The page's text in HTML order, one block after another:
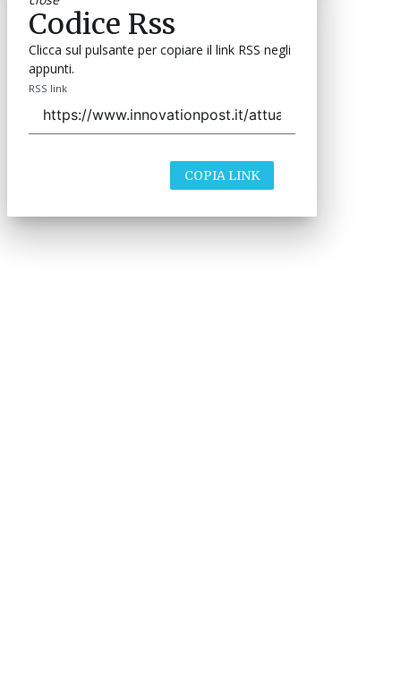
Codice Rss
Clicca sul pulsante per copiare il link RSS negli
appunti.
RSS link
COPIA LINK